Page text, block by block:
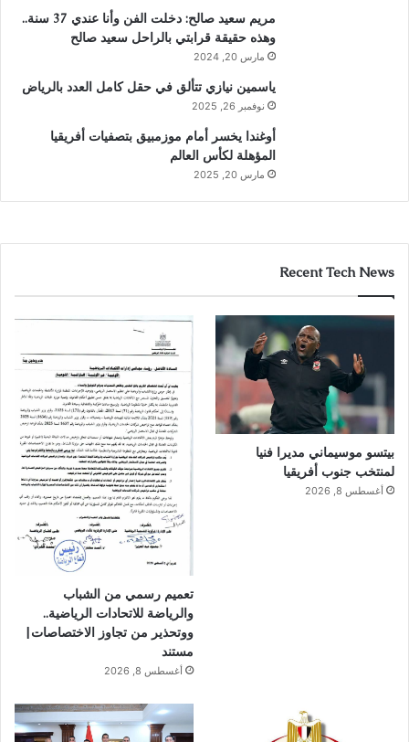
مريم سعيد صالح: دخلت الفن وأنا عندي 37 سنة..
وهذه حقيقة قرابتي بالراحل سعيد صالح
مارس 20, 2024
ياسمين نيازي تتألق في حقل كامل العدد بالرياض
نوفمبر 26, 2025
أوغندا يخسر أمام موزمبيق بتصفيات أفريقيا
المؤهلة لكأس العالم
مارس 20, 2025
Recent Tech News
بيتسو موسيماني مديرا فنيا
لمنتخب جنوب أفريقيا
أغسطس 8, 2026
تعميم رسمي من الشباب
والرياضة للاتحادات الرياضية..
ووتحذير من تجاوز الاختصاصات|
مستند
أغسطس 8, 2026